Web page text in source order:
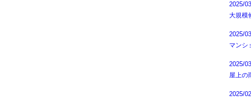
2025/
大規模
2025/
マンシ
2025/
屋上の
2025/